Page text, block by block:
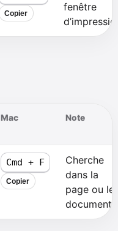
Copier
fenêtre
Mac Note
Cmd + F
Copier
Cherche
dans la
page ou le
document.